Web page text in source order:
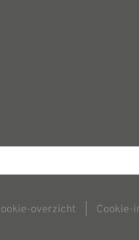
overzicht
Cookie-